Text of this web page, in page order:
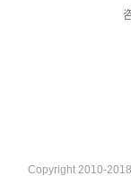
Copyright 2010-